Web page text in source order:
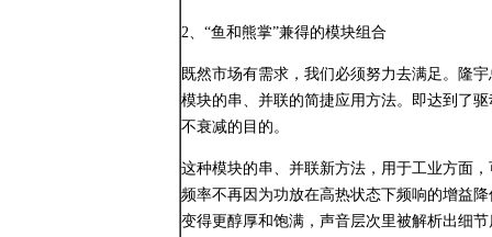
2、“鱼和熊掌”兼得的模块组合
既然市场有需求，我们必须努力去满足。隆
模块的串、并联的简捷应用方法。即达到了
不衰减的目的。
这种模块的串、并联新方法，用于工业方面
频率不再因为功放在高热状态下频响的增益
变得更醇厚和饱满，声音层次里被解析出细